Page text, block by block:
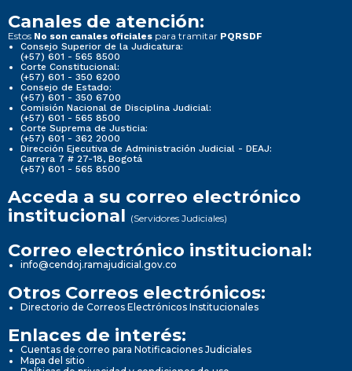
Canales de atención:
Estos No son canales oficiales para tramitar PQRSDF
Consejo Superior de la Judicatura:
(+57) 601 - 565 8500
Corte Constitucional:
(+57) 601 - 350 6200
Consejo de Estado:
(+57) 601 - 350 6700
Comisión Nacional de Disciplina Judicial:
(+57) 601 - 565 8500
Corte Suprema de Justicia:
(+57) 601 - 362 2000
Dirección Ejecutiva de Administración Judicial - DEAJ:
Carrera 7 # 27-18, Bogotá
(+57) 601 - 565 8500
Acceda a su correo electrónico
institucional (Servidores Judiciales)
Correo electrónico institucional:
info@cendoj.ramajudicial.gov.co
Otros Correos electrónicos:
Directorio de Correos Electrónicos Institucionales
Enlaces de interés:
Cuentas de correo para Notificaciones Judiciales
Mapa del sitio